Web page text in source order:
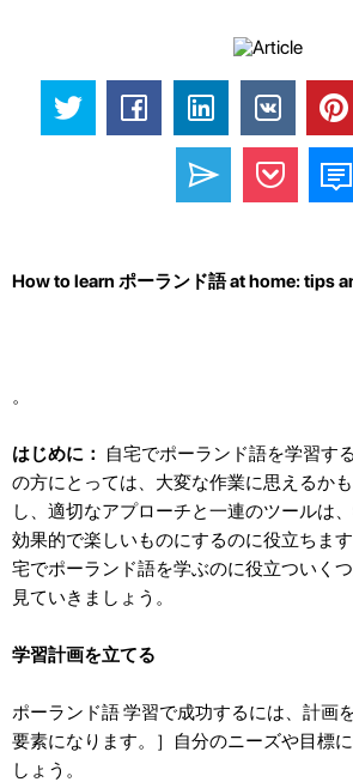
How to learn ポーランド語 at home: tips
。
はじめに：
自宅でポーランド語を学習す
の方にとっては、大変な作業に思えるか
し、適切なアプローチと一連のツールは
効果的で楽しいものにするのに役立ちま
宅でポーランド語を学ぶのに役立ついく
見ていきましょう。
学習計画を立てる
ポーランド語 学習で成功するには、計画
要素になります。］自分のニーズや目標
しょう。